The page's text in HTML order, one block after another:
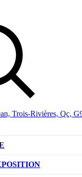
Trois-Rivières, Qc,
NEUFS